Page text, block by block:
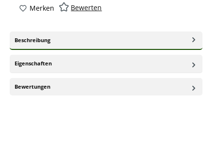
Merken Bewerten
Beschreibung
Eigenschaften
Bewertungen